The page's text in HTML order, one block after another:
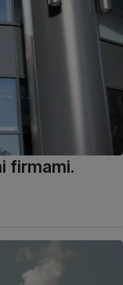
firmami.